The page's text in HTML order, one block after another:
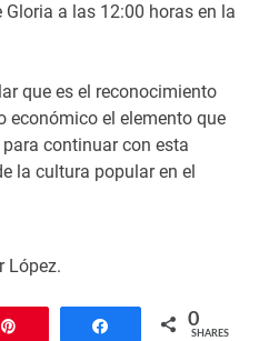
a las 12:00 horas en la
que es el reconocimiento
económico el elemento que
continuar con esta
la cultura popular en el
López.
Share 0
SHARES